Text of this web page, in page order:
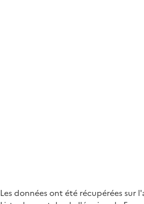
Les données ont été récupérées sur